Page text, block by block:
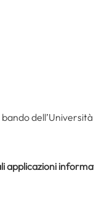
applicazioni